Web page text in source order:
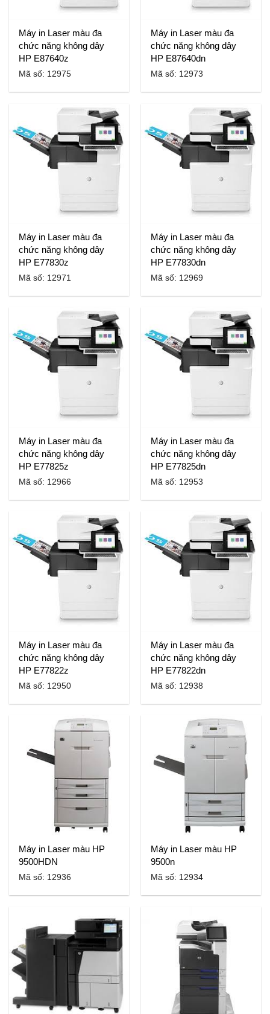
Máy in Laser màu đa
chức năng không dây
HP E87640z
Mã số: 12975
Máy in Laser màu đa
chức năng không dây
HP E87640dn
Mã số: 12973
Máy in Laser màu đa
chức năng không dây
HP E77830z
Mã số: 12971
Máy in Laser màu đa
chức năng không dây
HP E77830dn
Mã số: 12969
Máy in Laser màu đa
chức năng không dây
HP E77825z
Mã số: 12966
Máy in Laser màu đa
chức năng không dây
HP E77825dn
Mã số: 12953
Máy in Laser màu đa
chức năng không dây
HP E77822z
Mã số: 12950
Máy in Laser màu đa
chức năng không dây
HP E77822dn
Mã số: 12938
Máy in Laser màu HP
9500HDN
Mã số: 12936
Máy in Laser màu HP
9500n
Mã số: 12934